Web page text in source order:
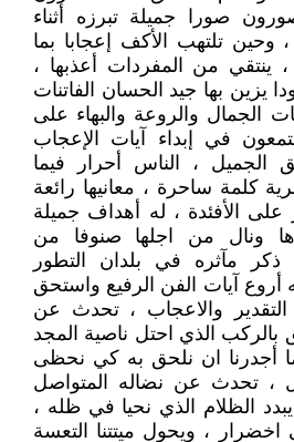
صورا جميلة تبرزه أثناء
وحين تلتهب الأكف إعجابا بما
ينتقي من المفردات أعذبها ،
يزين بها جيد الحسان الفاتنات
والروعة والبهاء على
في إبداء آيات الإعجاب
الجميل ، الناس أحرار فيما
كلمة ساحرة ، معانيها رائعة
الأفئدة ، له أهداف جميلة
ونال من اجلها صنوفا من
مآثره في بلدان التطور
أروع آيات الفن الرفيع واستحق
التقدير والاعجاب ، تحدث عن
بالركب الذي احتل ناصية المجد
أجدرنا ان نلحق به كي نحظى
، تحدث عن نضاله المتواصل
الظلام الذي نحيا في ظله ،
اخضرار ، ويحول ميتتنا التعسة